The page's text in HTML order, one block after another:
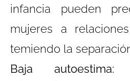
infancia pueden
mujeres a
temiendo la
Baja autoestima: